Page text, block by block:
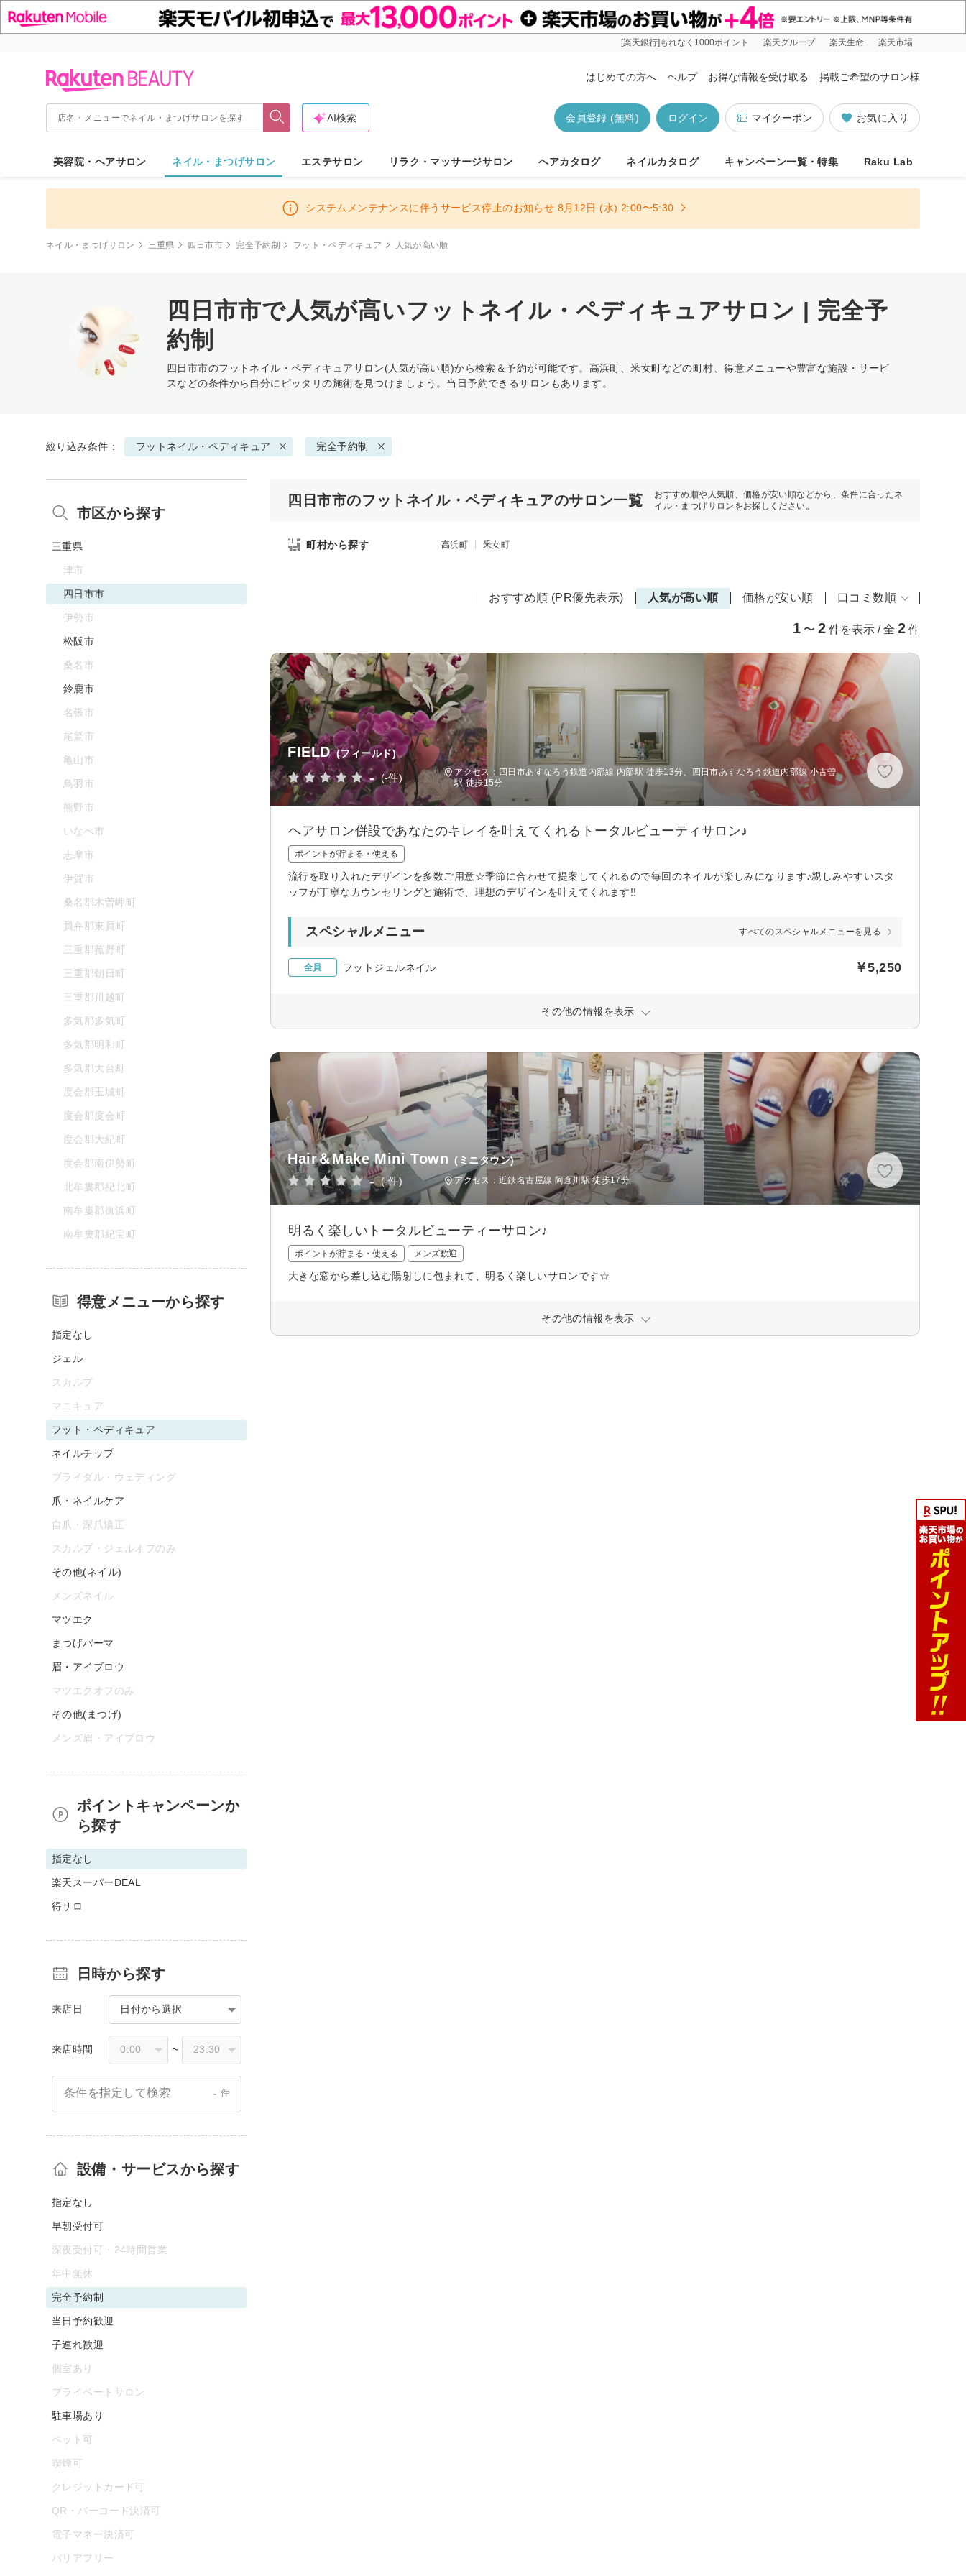
[楽天銀行]もれなく1000ポイント 楽天グループ 楽天生命 楽天市場
はじめての方へ ヘルプ お得な情報を受け取る 掲載ご希望のサロン様
お気に入り
マイクーポン
ログイン
会員登録 (無料)
AI検索
美容院・ヘアサロン ネイル・まつげサロン エステサロン リラク・マッサージサロン ヘアカタログ ネイルカタログ キャンペーン一覧・特集 Raku Lab
システムメンテナンスに伴うサービス停止のお知らせ 8月12日 (水) 2:00〜5:30
ネイル・まつげサロン 三重県 四日市市 完全予約制 フット・ペディキュア 人気が高い順
四日市市で人気が高いフットネイル・ペディキュアサロン | 完全予
約制
四日市市のフットネイル・ペディキュアサロン(人気が高い順)から検索＆予約が可能です。高浜町、釆女町などの町村、得意メニューや豊富な施設・サービ
スなどの条件から自分にピッタリの施術を見つけましょう。当日予約できるサロンもあります。
絞り込み条件： フットネイル・ペディキュア 完全予約制
四日市市のフットネイル・ペディキュアのサロン一覧
おすすめ順や人気順、価格が安い順などから、条件に合ったネ
イル・まつげサロンをお探しください。
町村から探す 高浜町 釆女町
おすすめ順 (PR優先表示) 人気が高い順 価格が安い順 口コミ数順
1 〜 2 件を表示 / 全 2 件
FIELD (フィールド)
- (-件)
アクセス：四日市あすなろう鉄道内部線 内部駅 徒歩13分、四日市あすなろう鉄道内部線 小古曽
駅 徒歩15分
ヘアサロン併設であなたのキレイを叶えてくれるトータルビューティサロン♪
ポイントが貯まる・使える
流行を取り入れたデザインを多数ご用意☆季節に合わせて提案してくれるので毎回のネイルが楽しみになります♪親しみやすいスタ
ッフが丁寧なカウンセリングと施術で、理想のデザインを叶えてくれます!!
スペシャルメニュー すべてのスペシャルメニューを見る
全員 フットジェルネイル ￥5,250
その他の情報を表示
Hair＆Make Mini Town (ミニタウン)
- (-件) アクセス：近鉄名古屋線 阿倉川駅 徒歩17分
明るく楽しいトータルビューティーサロン♪
ポイントが貯まる・使える メンズ歓迎
大きな窓から差し込む陽射しに包まれて、明るく楽しいサロンです☆
その他の情報を表示
市区から探す
三重県
津市
四日市市
伊勢市
松阪市
桑名市
鈴鹿市
名張市
尾鷲市
亀山市
鳥羽市
熊野市
いなべ市
志摩市
伊賀市
桑名郡木曽岬町
員弁郡東員町
三重郡菰野町
三重郡朝日町
三重郡川越町
多気郡多気町
多気郡明和町
多気郡大台町
度会郡玉城町
度会郡度会町
度会郡大紀町
度会郡南伊勢町
北牟婁郡紀北町
南牟婁郡御浜町
南牟婁郡紀宝町
得意メニューから探す
指定なし
ジェル
スカルプ
マニキュア
フット・ペディキュア
ネイルチップ
ブライダル・ウェディング
爪・ネイルケア
自爪・深爪矯正
スカルプ・ジェルオフのみ
その他(ネイル)
メンズネイル
マツエク
まつげパーマ
眉・アイブロウ
マツエクオフのみ
その他(まつげ)
メンズ眉・アイブロウ
ポイントキャンペーンか
ら探す
指定なし
楽天スーパーDEAL
得サロ
日時から探す
来店日 日付から選択
来店時間 〜
条件を指定して検索 - 件
設備・サービスから探す
指定なし
早朝受付可
深夜受付可・24時間営業
年中無休
完全予約制
当日予約歓迎
子連れ歓迎
個室あり
プライベートサロン
駐車場あり
ペット可
喫煙可
クレジットカード可
QR・バーコード決済可
電子マネー決済可
バリアフリー